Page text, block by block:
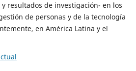
resultados de investigación- en los
de personas y de la tecnología
en América Latina y el